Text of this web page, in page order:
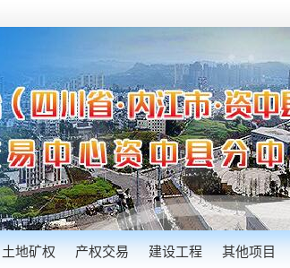
土地矿权 产权交易 建设工程 其他项目